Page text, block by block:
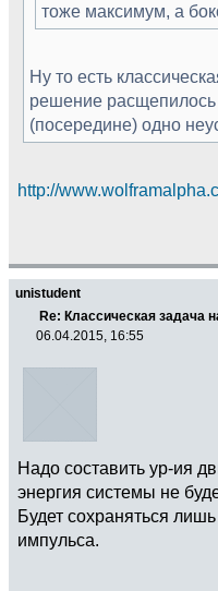
тоже максимум, а
Ну то есть
решение расщепилось
(посередине) одно
http://
unistudent
Re: Классическая задача
06.04.2015, 16:55
Надо составить ур-ия
энергия системы не
Будет сохраняться
импульса.